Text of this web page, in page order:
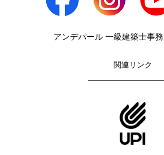
アンデパール 一級建築士事
関連リンク